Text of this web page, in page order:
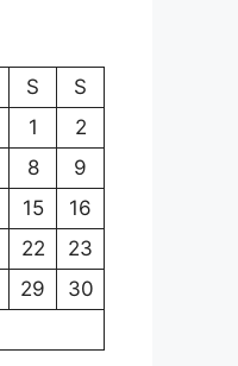
S
S
1
2
8
9
15
16
22
23
29
30